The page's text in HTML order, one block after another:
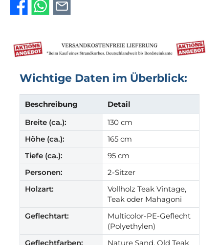
Wichtige Daten im Überblick:
Beschreibung
Detail
Breite (ca.):
130 cm
Höhe (ca.):
165 cm
Tiefe (ca.):
95 cm
Personen:
2-Sitzer
Holzart:
Vollholz Teak Vintage,
Teak oder Mahagoni
Geflechtart:
Multicolor-PE-Geflecht
(Polyethylen)
Geflechtfarben:
Nature Sand, Old Teak